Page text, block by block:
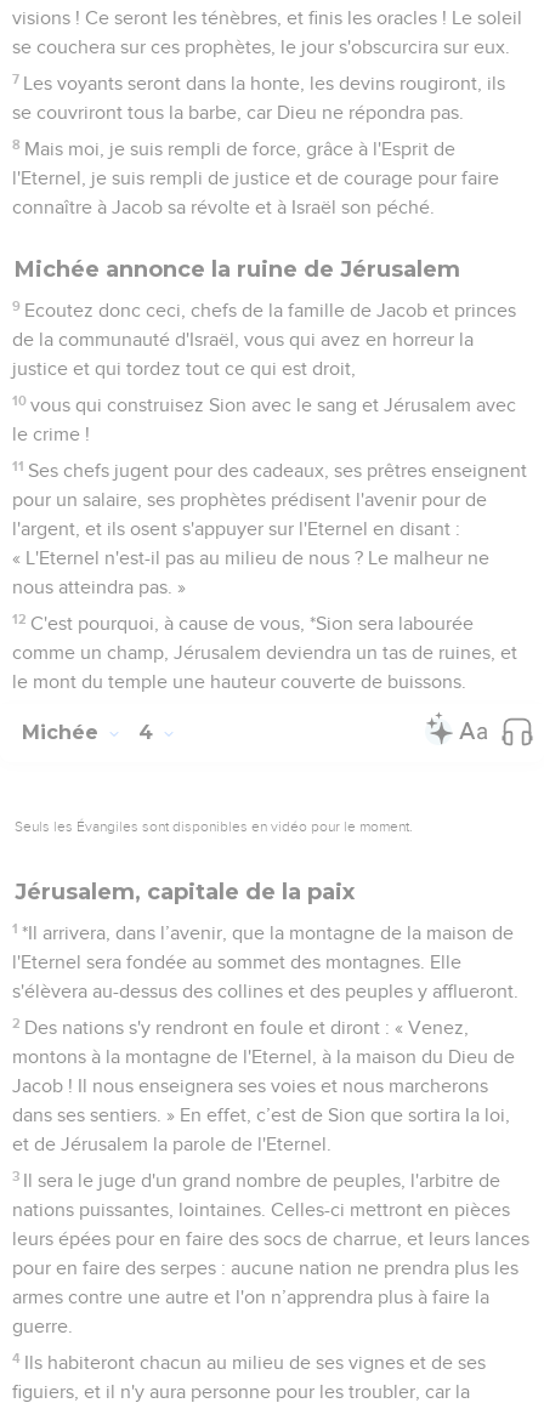
visions ! Ce seront les ténèbres, et finis les oracles ! Le soleil
se couchera sur ces prophètes, le jour s'obscurcira sur eux.
7 Les voyants seront dans la honte, les devins rougiront, ils
se couvriront tous la barbe, car Dieu ne répondra pas.
8 Mais moi, je suis rempli de force, grâce à l'Esprit de
l'Eternel, je suis rempli de justice et de courage pour faire
connaître à Jacob sa révolte et à Israël son péché.
Michée annonce la ruine de Jérusalem
9 Ecoutez donc ceci, chefs de la famille de Jacob et princes
de la communauté d'Israël, vous qui avez en horreur la
justice et qui tordez tout ce qui est droit,
10 vous qui construisez Sion avec le sang et Jérusalem avec
le crime !
11 Ses chefs jugent pour des cadeaux, ses prêtres enseignent
pour un salaire, ses prophètes prédisent l'avenir pour de
l'argent, et ils osent s'appuyer sur l'Eternel en disant :
« L'Eternel n'est-il pas au milieu de nous ? Le malheur ne
nous atteindra pas. »
12 C'est pourquoi, à cause de vous, *Sion sera labourée
comme un champ, Jérusalem deviendra un tas de ruines, et
le mont du temple une hauteur couverte de buissons.
Michée 4
Seuls les Évangiles sont disponibles en vidéo pour le moment.
Jérusalem, capitale de la paix
1 *Il arrivera, dans l’avenir, que la montagne de la maison de
l'Eternel sera fondée au sommet des montagnes. Elle
s'élèvera au-dessus des collines et des peuples y afflueront.
2 Des nations s'y rendront en foule et diront : « Venez,
montons à la montagne de l'Eternel, à la maison du Dieu de
Jacob ! Il nous enseignera ses voies et nous marcherons
dans ses sentiers. » En effet, c’est de Sion que sortira la loi,
et de Jérusalem la parole de l'Eternel.
3 Il sera le juge d'un grand nombre de peuples, l'arbitre de
nations puissantes, lointaines. Celles-ci mettront en pièces
leurs épées pour en faire des socs de charrue, et leurs lances
pour en faire des serpes : aucune nation ne prendra plus les
armes contre une autre et l'on n’apprendra plus à faire la
guerre.
4 Ils habiteront chacun au milieu de ses vignes et de ses
figuiers, et il n'y aura personne pour les troubler, car la